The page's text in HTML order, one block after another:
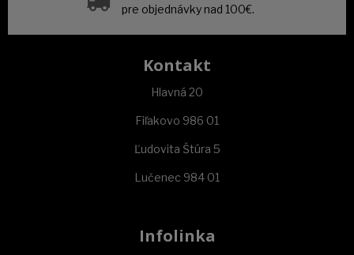
pre objednávky nad 100€.
Kontakt
Hlavná 20
Fiľakovo 986 01
Ľudovita Štúra 5
Lučenec 984 01
Infolinka